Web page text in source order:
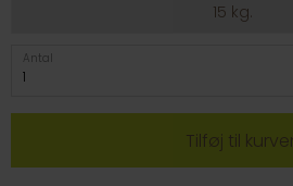
15 kg.
Antal